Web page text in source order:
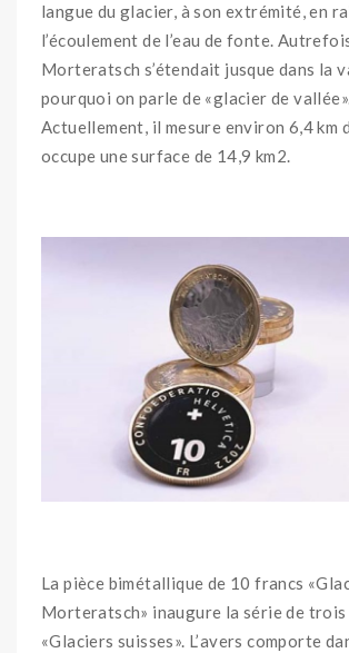
langue du glacier, à son extrémité, en
l’écoulement de l’eau de fonte.
Morteratsch s’étendait jusque dans la
pourquoi on parle de «glacier de
Actuellement, il mesure environ 6,4 km
occupe une surface de 14,9 km2.
La pièce bimétallique de 10 francs
Morteratsch» inaugure la série de trois
«Glaciers suisses». L’avers comporte